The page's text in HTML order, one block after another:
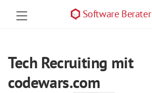
Software Berater
Tech Recruiting mit
codewars.com